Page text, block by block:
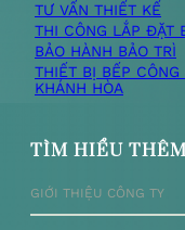
k
i
ế
m
TƯ VẤN THIẾT KẾ
THI CÔNG LẮP ĐẶT
BẢO HÀNH BẢO TRÌ
THIẾT BỊ BẾP CÔNG
KHÁNH HÒA
TÌM HIỂU
GIỚI THIỆU CÔNG TY